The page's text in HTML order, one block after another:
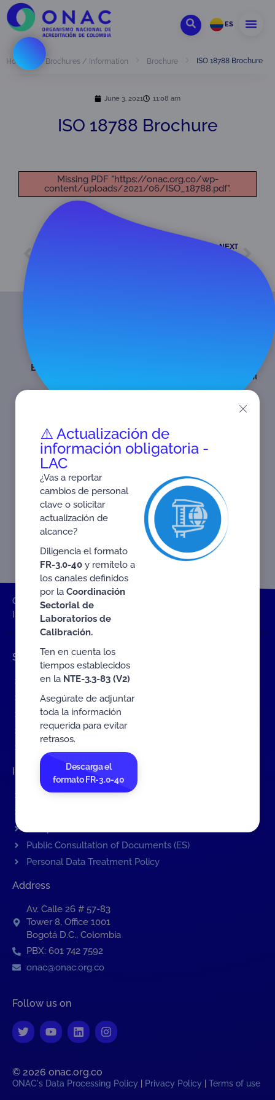
ES
Home Brochures / Information Brochure ISO 18788 Brochure
June 3, 2021 11:08 am
ISO 18788 Brochure
Missing PDF "https://onac.org.co/wp-
content/uploads/2021/06/ISO_18788.pdf".
NEXT
PEFC
Brochure
Brochure
ONAC Home Brochures / Information
ISO 18788 Brochure
Shortcuts
Events
ONAC Services
Become accredited with ONAC
Documents (ES)
Interact with ONAC
Contact Us Form
Public Consultation of Documents (ES)
Personal Data Treatment Policy
Address
Av. Calle 26 # 57-83
Tower 8, Office 1001
Bogotá D.C., Colombia
PBX: 601 742 7592
onac@onac.org.co
Follow us on
© 2026 onac.org.co​
ONAC's Data Processing Policy Privacy Policy Terms of use
⚠️ Actualización de
información obligatoria -
LAC
¿Vas a reportar
cambios de personal
clave o solicitar
actualización de
alcance?
Diligencia el formato
FR-3.0-40y remítelo a
los canales definidos
por la Coordinación
Sectorial de
Laboratorios de
Calibración.
Ten en cuenta los
tiempos establecidos
en la NTE-3.3-83 (V2)
Asegúrate de adjuntar
toda la información
requerida para evitar
retrasos.
Descarga el
formato FR-3.0-40